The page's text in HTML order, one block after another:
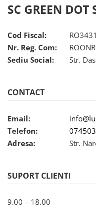
SC GREEN DOT
Cod Fiscal:
Nr. Reg. Com:
Sediu Social:
Str.
CONTACT
Email:
Telefon:
Adresa:
Str.
SUPORT CLIENTI
9.00 – 18.00